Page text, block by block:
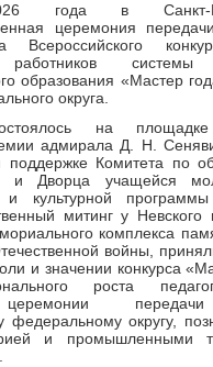
годав Санкт-
церемония
Всероссийского
работников системы
образования «Мастер
округа.
на
адмирала Д. Н.
поддержке Комитета по
и Дворца учащейся
культурной программы
митинг у Невского
комплекса
войны,
и значении конкурса
роста
церемонии
федеральному округу,
и промышленными